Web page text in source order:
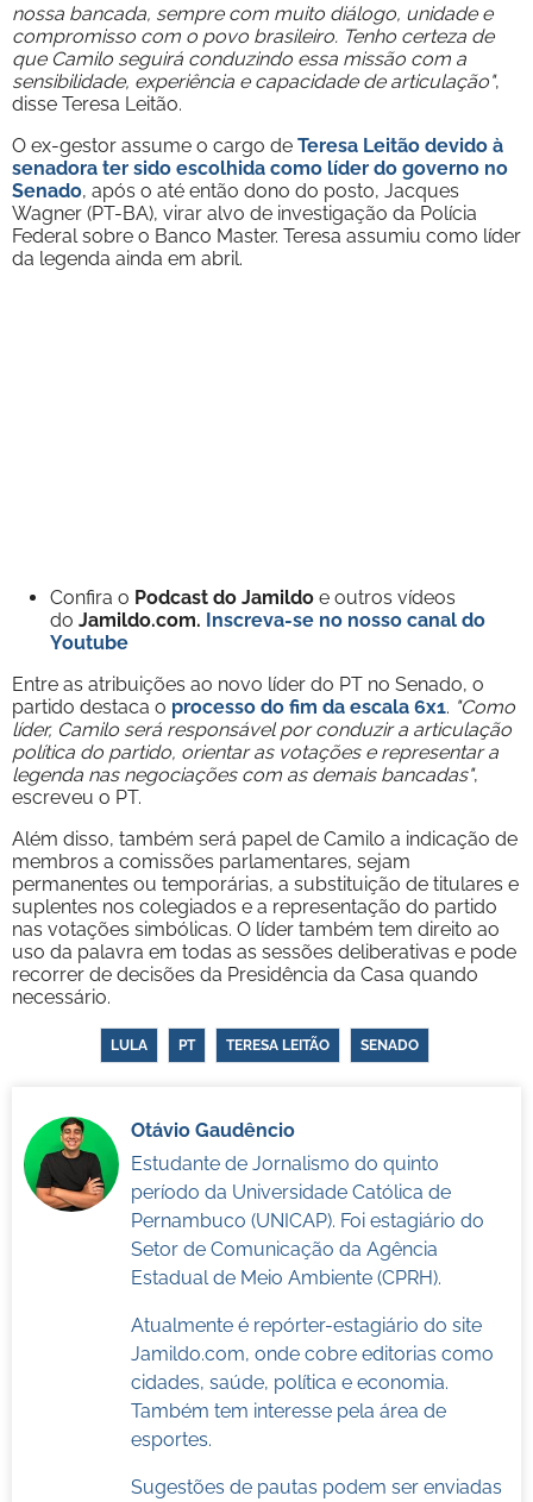
nossa bancada, sempre com muito diálogo, unidade e
compromisso com o povo brasileiro. Tenho certeza de
que Camilo seguirá conduzindo essa missão com a
sensibilidade, experiência e capacidade de articulação",
disse Teresa Leitão.
O ex-gestor assume o cargo de Teresa Leitão devido à
senadora ter sido escolhida como líder do governo no
Senado, após o até então dono do posto, Jacques
Wagner (PT-BA), virar alvo de investigação da Polícia
Federal sobre o Banco Master. Teresa assumiu como líder
da legenda ainda em abril.
Confira o Podcast do Jamildo e outros vídeos
do Jamildo.com. Inscreva-se no nosso canal do
Youtube
Entre as atribuições ao novo líder do PT no Senado, o
partido destaca o processo do fim da escala 6x1. "Como
líder, Camilo será responsável por conduzir a articulação
política do partido, orientar as votações e representar a
legenda nas negociações com as demais bancadas",
escreveu o PT.
Além disso, também será papel de Camilo a indicação de
membros a comissões parlamentares, sejam
permanentes ou temporárias, a substituição de titulares e
suplentes nos colegiados e a representação do partido
nas votações simbólicas. O líder também tem direito ao
uso da palavra em todas as sessões deliberativas e pode
recorrer de decisões da Presidência da Casa quando
necessário.
LULA PT TERESA LEITÃO SENADO
Otávio Gaudêncio
Estudante de Jornalismo do quinto
período da Universidade Católica de
Pernambuco (UNICAP). Foi estagiário do
Setor de Comunicação da Agência
Estadual de Meio Ambiente (CPRH).
Atualmente é repórter-estagiário do site
Jamildo.com, onde cobre editorias como
cidades, saúde, política e economia.
Também tem interesse pela área de
esportes.
Sugestões de pautas podem ser enviadas